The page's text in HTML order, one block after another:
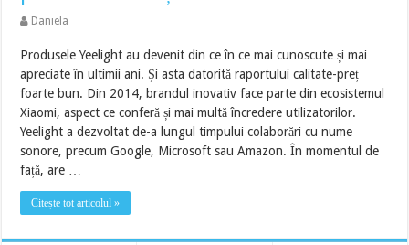
Daniela
Produsele Yeelight au devenit din ce în ce mai cunoscute și mai
apreciate în ultimii ani. Și asta datorită raportului calitate-preț
foarte bun. Din 2014, brandul inovativ face parte din ecosistemul
Xiaomi, aspect ce conferă și mai multă încredere utilizatorilor.
Yeelight a dezvoltat de-a lungul timpului colaborări cu nume
sonore, precum Google, Microsoft sau Amazon. În momentul de
față, are …
Citește tot articolul »